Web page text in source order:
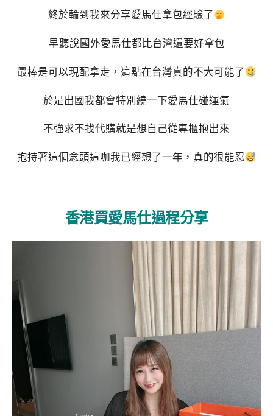
終於輪到我來分享愛馬仕拿包經驗了
早聽說國外愛馬仕都比台灣還要好拿包
最棒是可以現配拿走，這點在台灣真的不大可能了
於是出國我都會特別繞一下愛馬仕碰運氣
不強求不找代購就是想自己從專櫃抱出來
抱持著這個念頭這咖我已經想了一年，真的很能忍
香港買愛馬仕過程分享